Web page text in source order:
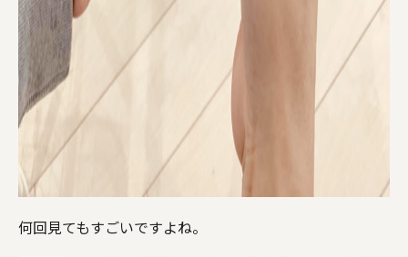
何回見てもすごいですよね。